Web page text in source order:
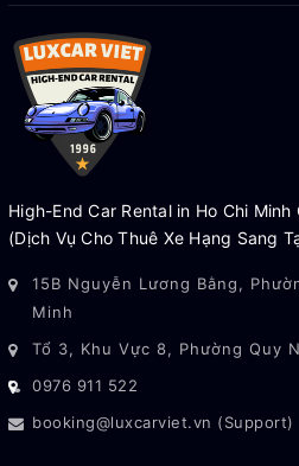
High-End Car Rental in Ho Chi
(Dịch Vụ Cho Thuê Xe Hạng Sang
15B Nguyễn Lương Bằng,
Minh
Tổ 3, Khu Vực 8, Phường Quy
0976 911 522
booking@luxcarviet.vn (Support)